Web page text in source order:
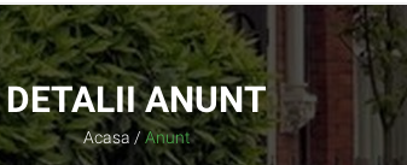
DETALII ANUNT
Acasa / Anunt